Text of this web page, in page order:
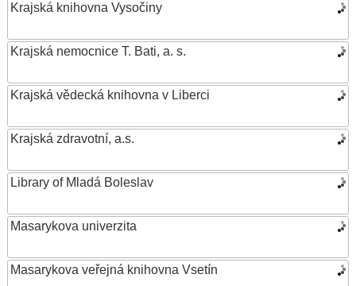
Krajská knihovna Vysočiny
Krajská nemocnice T. Bati, a. s.
Krajská vědecká knihovna v Liberci
Krajská zdravotní, a.s.
Library of Mladá Boleslav
Masarykova univerzita
Masarykova veřejná knihovna Vsetín